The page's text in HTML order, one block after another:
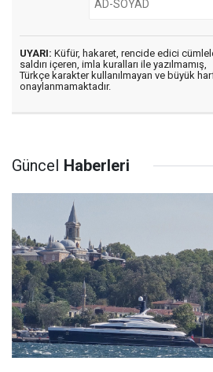
UYARI: Küfür, hakaret, rencide edici
saldırı içeren, imla kuralları ile yazılmamış,
Türkçe karakter kullanılmayan ve büyük
onaylanmamaktadır.
Güncel Haberleri